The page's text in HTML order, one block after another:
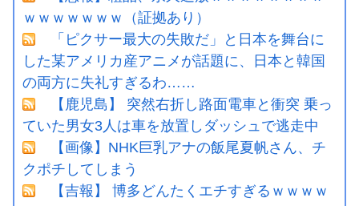
ｗｗｗｗｗｗｗ（証拠あり）
「ピクサー最大の失敗だ」と日本を舞台に
した某アメリカ産アニメが話題に、日本と韓国
の両方に失礼すぎるわ……
【鹿児島】 突然右折し路面電車と衝突 乗っ
ていた男女3人は車を放置しダッシュで逃走中
【画像】NHK巨乳アナの飯尾夏帆さん、チ
クポチしてしまう
【吉報】 博多どんたくエチすぎるｗｗｗｗ